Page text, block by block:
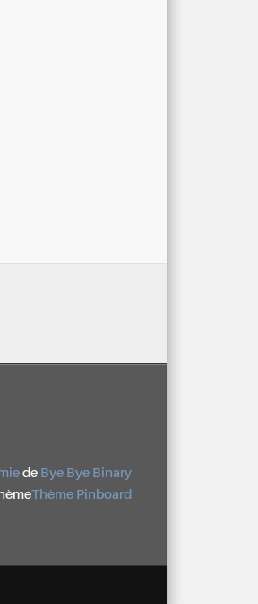
de Bye Bye Binary
Thème Pinboard